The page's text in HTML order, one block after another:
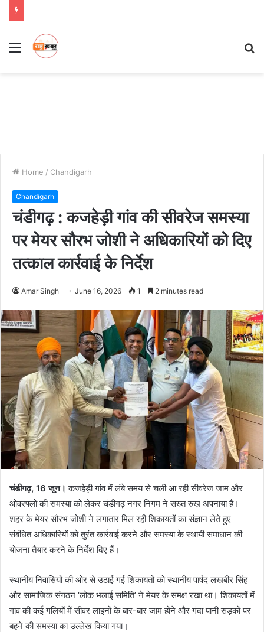
Menu
Home / Chandigarh
Chandigarh
चंडीगढ़ : कजहेड़ी गांव की सीवरेज समस्या
पर मेयर सौरभ जोशी ने अधिकारियों को दिए
तत्काल कार्रवाई के निर्देश
Amar Singh June 16, 2026 1 2 minutes read
चंडीगढ़, 16 जून। कजहेड़ी गांव में लंबे समय से चली आ रही सीवरेज जाम और
ओवरफ्लो की समस्या को लेकर चंडीगढ़ नगर निगम ने सख्त रुख अपनाया है।
शहर के मेयर सौरभ जोशी ने लगातार मिल रही शिकायतों का संज्ञान लेते हुए
संबंधित अधिकारियों को तुरंत कार्रवाई करने और समस्या के स्थायी समाधान की
योजना तैयार करने के निर्देश दिए हैं।
स्थानीय निवासियों की ओर से उठाई गई शिकायतों को स्थानीय पार्षद लखबीर सिंह
और सामाजिक संगठन ‘लोक भलाई समिति’ ने मेयर के समक्ष रखा था। शिकायतों में
गांव की कई गलियों में सीवर लाइनों के बार-बार जाम होने और गंदा पानी सड़कों पर
बहने की समस्या का उल्लेख किया गया।